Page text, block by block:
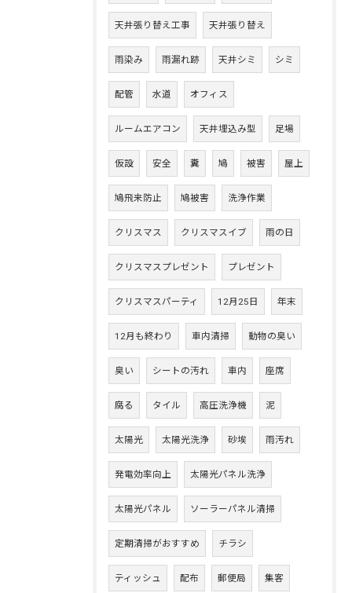
天井張り替え工事 天井張り替え
雨染み 雨漏れ跡 天井シミ シミ
配管 水道 オフィス
ルームエアコン 天井埋込み型 足場
仮設 安全 糞 鳩 被害 屋上
鳩飛来防止 鳩被害 洗浄作業
クリスマス クリスマスイブ 雨の日
クリスマスプレゼント プレゼント
クリスマスパーティ 12月25日 年末
12月も終わり 車内清掃 動物の臭い
臭い シートの汚れ 車内 座席
腐る タイル 高圧洗浄機 泥
太陽光 太陽光洗浄 砂埃 雨汚れ
発電効率向上 太陽光パネル洗浄
太陽光パネル ソーラーパネル清掃
定期清掃がおすすめ チラシ
ティッシュ 配布 郵便局 集客